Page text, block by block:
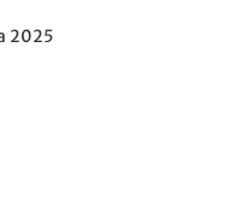
2025